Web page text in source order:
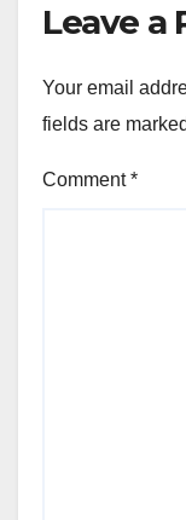
Leave a
Your email
fields are marked
Comment*